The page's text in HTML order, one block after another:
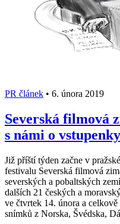
PR článek • 6. února 2019
Severská filmová
s námi o vstupenky
Již příští týden začne v
festivalu Severská filmová
severských a pobaltských
dalších 21 českých a
ve čtvrtek 14. února a
snímků z Norska, Švédska,